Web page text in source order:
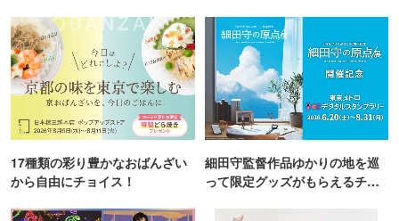
17種類の彩り豊かなおばんざい
から自由にチョイス！
細田守監督作品ゆかりの地を巡
って限定グッズがもらえるチャ